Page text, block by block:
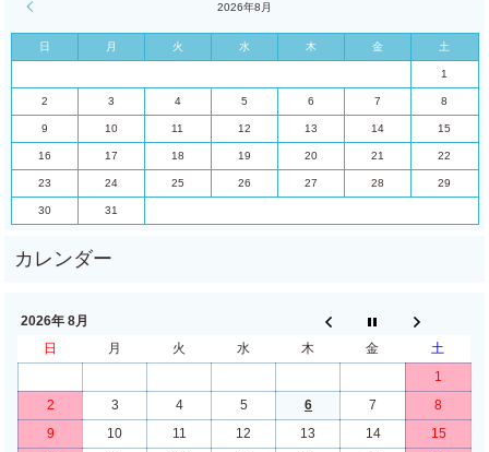
2026年8月
日 月 火 水 木 金 土
1
2 3 4 5 6 7 8
9 10 11 12 13 14 15
16 17 18 19 20 21 22
23 24 25 26 27 28 29
30 31
2026年 8月
日
月 火 水 木 金
土
1
2
3 4 5 6 7
8
9
10 11 12 13 14
15